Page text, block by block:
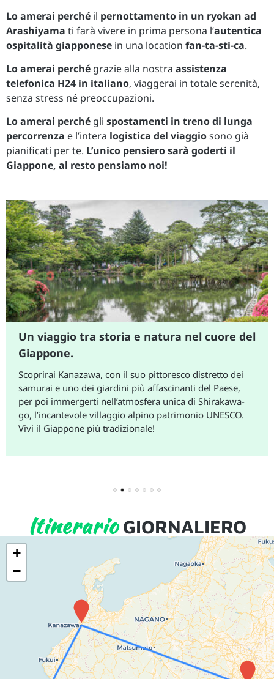
Lo amerai perché il pernottamento in un ryokan ad
Arashiyama ti farà vivere in prima persona l’autentica
ospitalità giapponese in una location fan-ta-sti-ca.
Lo amerai perché grazie alla nostra assistenza
telefonica H24 in italiano, viaggerai in totale serenità,
senza stress né preoccupazioni.
Lo amerai perché gli spostamenti in treno di lunga
percorrenza e l’intera logistica del viaggiosono già
pianificati per te. L’unico pensiero sarà goderti il
Giappone, al resto pensiamo noi!
Un viaggio tra storia e natura nel cuore del
Giappone.
Scoprirai Kanazawa, con il suo pittoresco distretto dei
samurai e uno dei giardini più affascinanti del Paese,
per poi immergerti nell’atmosfera unica di Shirakawa-
go, l’incantevole villaggio alpino patrimonio UNESCO.
Vivi il Giappone più tradizionale!
5 6 7
ItinerarioGIORNALIERO
+
−